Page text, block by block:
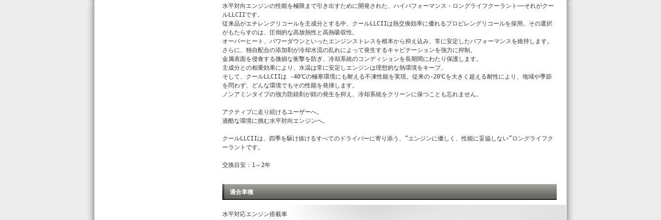
水平対向エンジンの性能を極限まで引き出すために開発された、ハイパフォーマンス・ロングライフクーラント──それがクー
ルLLCIIです。
従来品がエチレングリコールを主成分とする中、クールLLCIIは熱交換効率に優れるプロピレングリコールを採用。その選択
がもたらすのは、圧倒的な高放熱性と高熱吸収性。
オーバーヒート、パワーダウンといったエンジンストレスを根本から抑え込み、常に安定したパフォーマンスを維持します。
さらに、独自配合の添加剤が冷却水流の乱れによって発生するキャビテーションを強力に抑制。
金属表面を侵食する微細な衝撃を防ぎ、冷却系統のコンディションを長期間にわたり保護します。
主成分との相乗効果により、水温は常に安定しエンジンは理想的な熱環境をキープ。
そして、クールLLCIIは -40℃の極寒環境にも耐える不凍性能を実現。従来の-20℃を大きく超える耐性により、地域や季節
を問わず、どんな環境でもその性能を発揮します。
ノンアミンタイプの強力防錆剤が錆の発生を抑え、冷却系統をクリーンに保つことも忘れません。
アクティブに走り続けるユーザーへ。
過酷な環境に挑む水平対向エンジンへ。
クールLLCIIは、四季を駆け抜けるすべてのドライバーに寄り添う、“エンジンに優しく、性能に妥協しない”ロングライフク
ーラントです。
交換目安：1～2年
適合車種
水平対応エンジン搭載車